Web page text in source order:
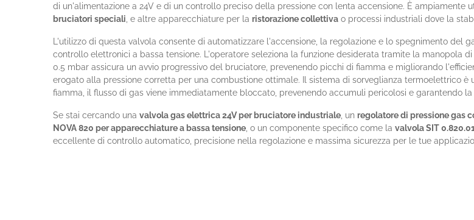
di un'alimentazione a 24V e di un controllo preciso della pressione con lenta accensione. È ampiamente
bruciatori speciali , e altre apparecchiature per laristorazione collettiva o processi industriali dove la
L'utilizzo di questa valvola consente di automatizzare l'accensione, la regolazione e lo spegnimento del
controllo elettronici a bassa tensione. L'operatore seleziona la funzione desiderata tramite la manopola
0.5 mbar assicura un avvio progressivo del bruciatore, prevenendo picchi di fiamma e migliorando
erogato alla pressione corretta per una combustione ottimale. Il sistema di sorveglianza termoelettrico è
fiamma, il flusso di gas viene immediatamente bloccato, prevenendo accumuli pericolosi e garantendo
Se stai cercando unavalvola gas elettrica 24V per bruciatore industriale , unregolatore di pressione gas
NOVA 820 per apparecchiature a bassa tensione , o un componente specifico come lavalvola SIT
eccellente di controllo automatico, precisione nella regolazione e massima sicurezza per le tue